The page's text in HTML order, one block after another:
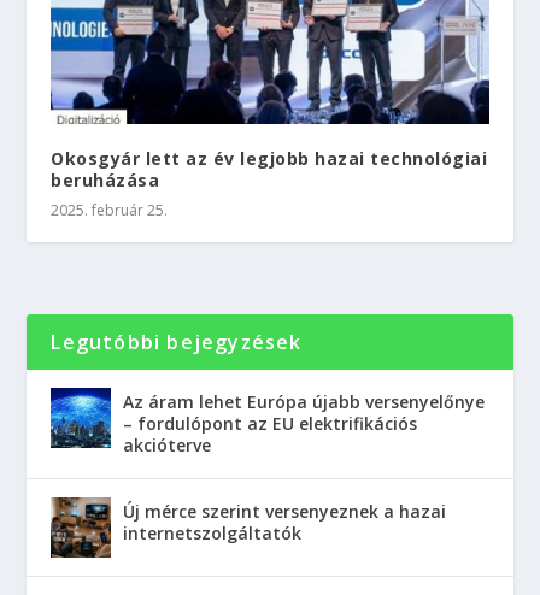
Okosgyár lett az év legjobb hazai technológiai
beruházása
2025. február 25.
Legutóbbi bejegyzések
Az áram lehet Európa újabb versenyelőnye
– fordulópont az EU elektrifikációs
akcióterve
Új mérce szerint versenyeznek a hazai
internetszolgáltatók